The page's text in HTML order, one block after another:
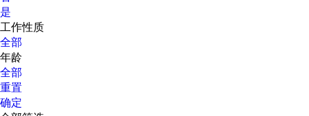
是
工作性质
全部
年龄
全部
重置
确定